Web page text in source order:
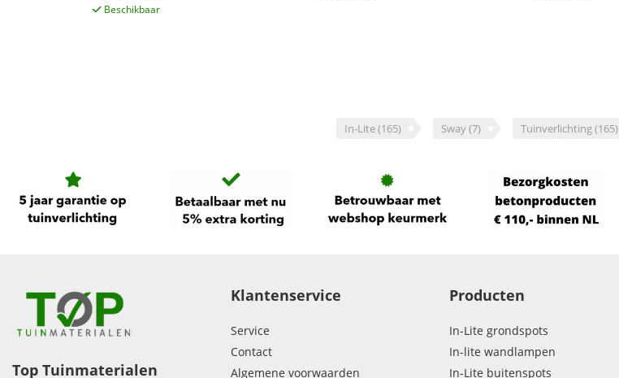
Beschikbaar
In-Lite(165) Sway(7) Tuinverlichting(165)
Top Tuinmaterialen
Klantenservice
Service
Contact
Algemene voorwaarden
Producten
In-Lite grondspots
In-lite wandlampen
In-Lite buitenspots